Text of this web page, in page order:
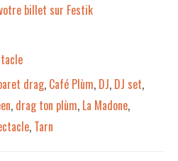
billet sur Festik
drag, Café Plùm, DJ, DJ set,
, drag ton plùm, La Madone,
, Tarn